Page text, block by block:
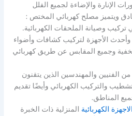
الإنارة والإضاءة لجميع الفلل
ويتميز مصلح كهربائي المختص :
وصيانة الملحقات الكهربائية.
الأجهزة لتركيب كشافات وأضواء
وجميع المقابس عن طريق كهربائي
الفنيين والمهندسين الذين يتقنون
والتركيب الكهربائي وأيضًا تقديم
المناطق.
الكهربائية المنزلية ذات الخبرة